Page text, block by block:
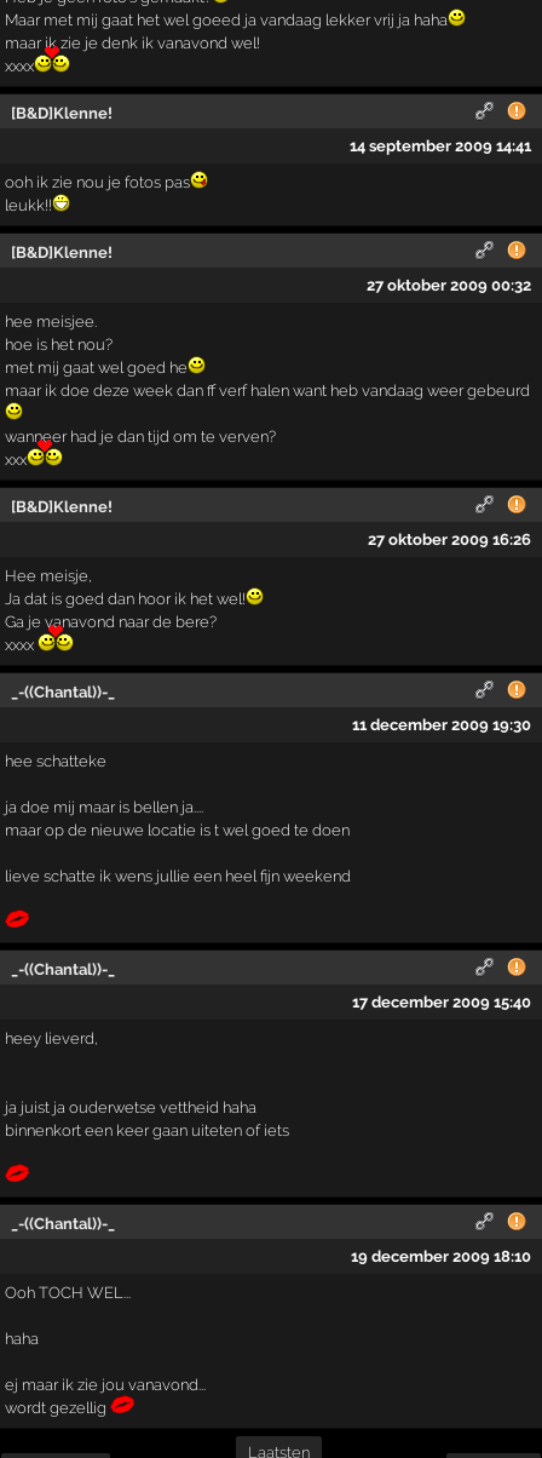
Maar met mij gaat het wel goeed ja vandaag lekker vrij ja haha
maar ik zie je denk ik vanavond wel!
xxxx
[B&D]Klenne!
14 september 2009 14:41
ooh ik zie nou je fotos pas
leukk!!
[B&D]Klenne!
27 oktober 2009 00:32
hee meisjee.
hoe is het nou?
met mij gaat wel goed he
maar ik doe deze week dan ff verf halen want heb vandaag weer gebeurd
wanneer had je dan tijd om te verven?
xxx
[B&D]Klenne!
27 oktober 2009 16:26
Hee meisje,
Ja dat is goed dan hoor ik het wel!
Ga je vanavond naar de bere?
xxxx
_-((Chantal))-_
11 december 2009 19:30
hee schatteke
ja doe mij maar is bellen ja....
maar op de nieuwe locatie is t wel goed te doen
lieve schatte ik wens jullie een heel fijn weekend
_-((Chantal))-_
17 december 2009 15:40
heey lieverd,
ja juist ja ouderwetse vettheid haha
binnenkort een keer gaan uiteten of iets
_-((Chantal))-_
19 december 2009 18:10
Ooh TOCH WEL...
haha
ej maar ik zie jou vanavond...
wordt gezellig
Laatsten